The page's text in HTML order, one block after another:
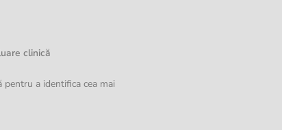
clinică
pentru a identifica cea mai